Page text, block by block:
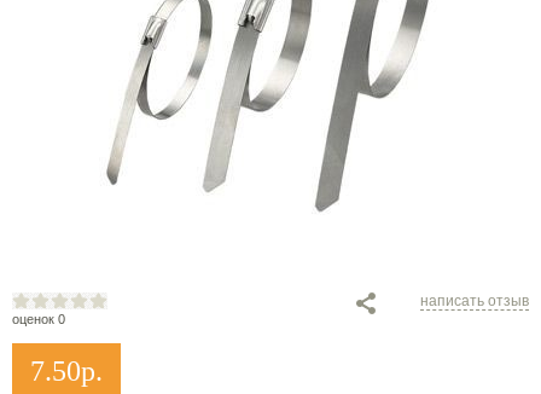
оценок 0
написать отзыв
7.50р.